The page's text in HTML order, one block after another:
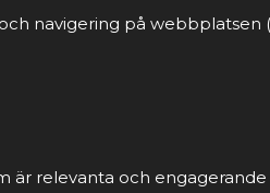
navigering på
är relevanta och